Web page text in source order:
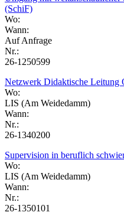
(SchiF)
Wo:
Wann:
Auf Anfrage
Nr.:
26-1250599
Netzwerk Didaktische Leitung
Wo:
LIS (Am Weidedamm)
Wann:
Nr.:
26-1340200
Supervision in beruflich
Wo:
LIS (Am Weidedamm)
Wann:
Nr.:
26-1350101